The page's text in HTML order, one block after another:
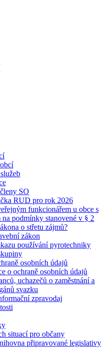
SO
RUD pro rok 2026
funkcionářem u obce s
na podmínky stanovené v § 2
o střetu zájmů?
zákon
používání pyrotechniky
osobních údajů
o ochraně osobních údajů
uchazečů o zaměstnání a
svazku
zpravodaj
situací pro občany
připravované legislativy